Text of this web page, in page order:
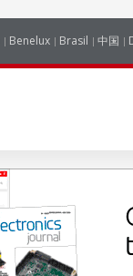
Benelux Brasil 中国